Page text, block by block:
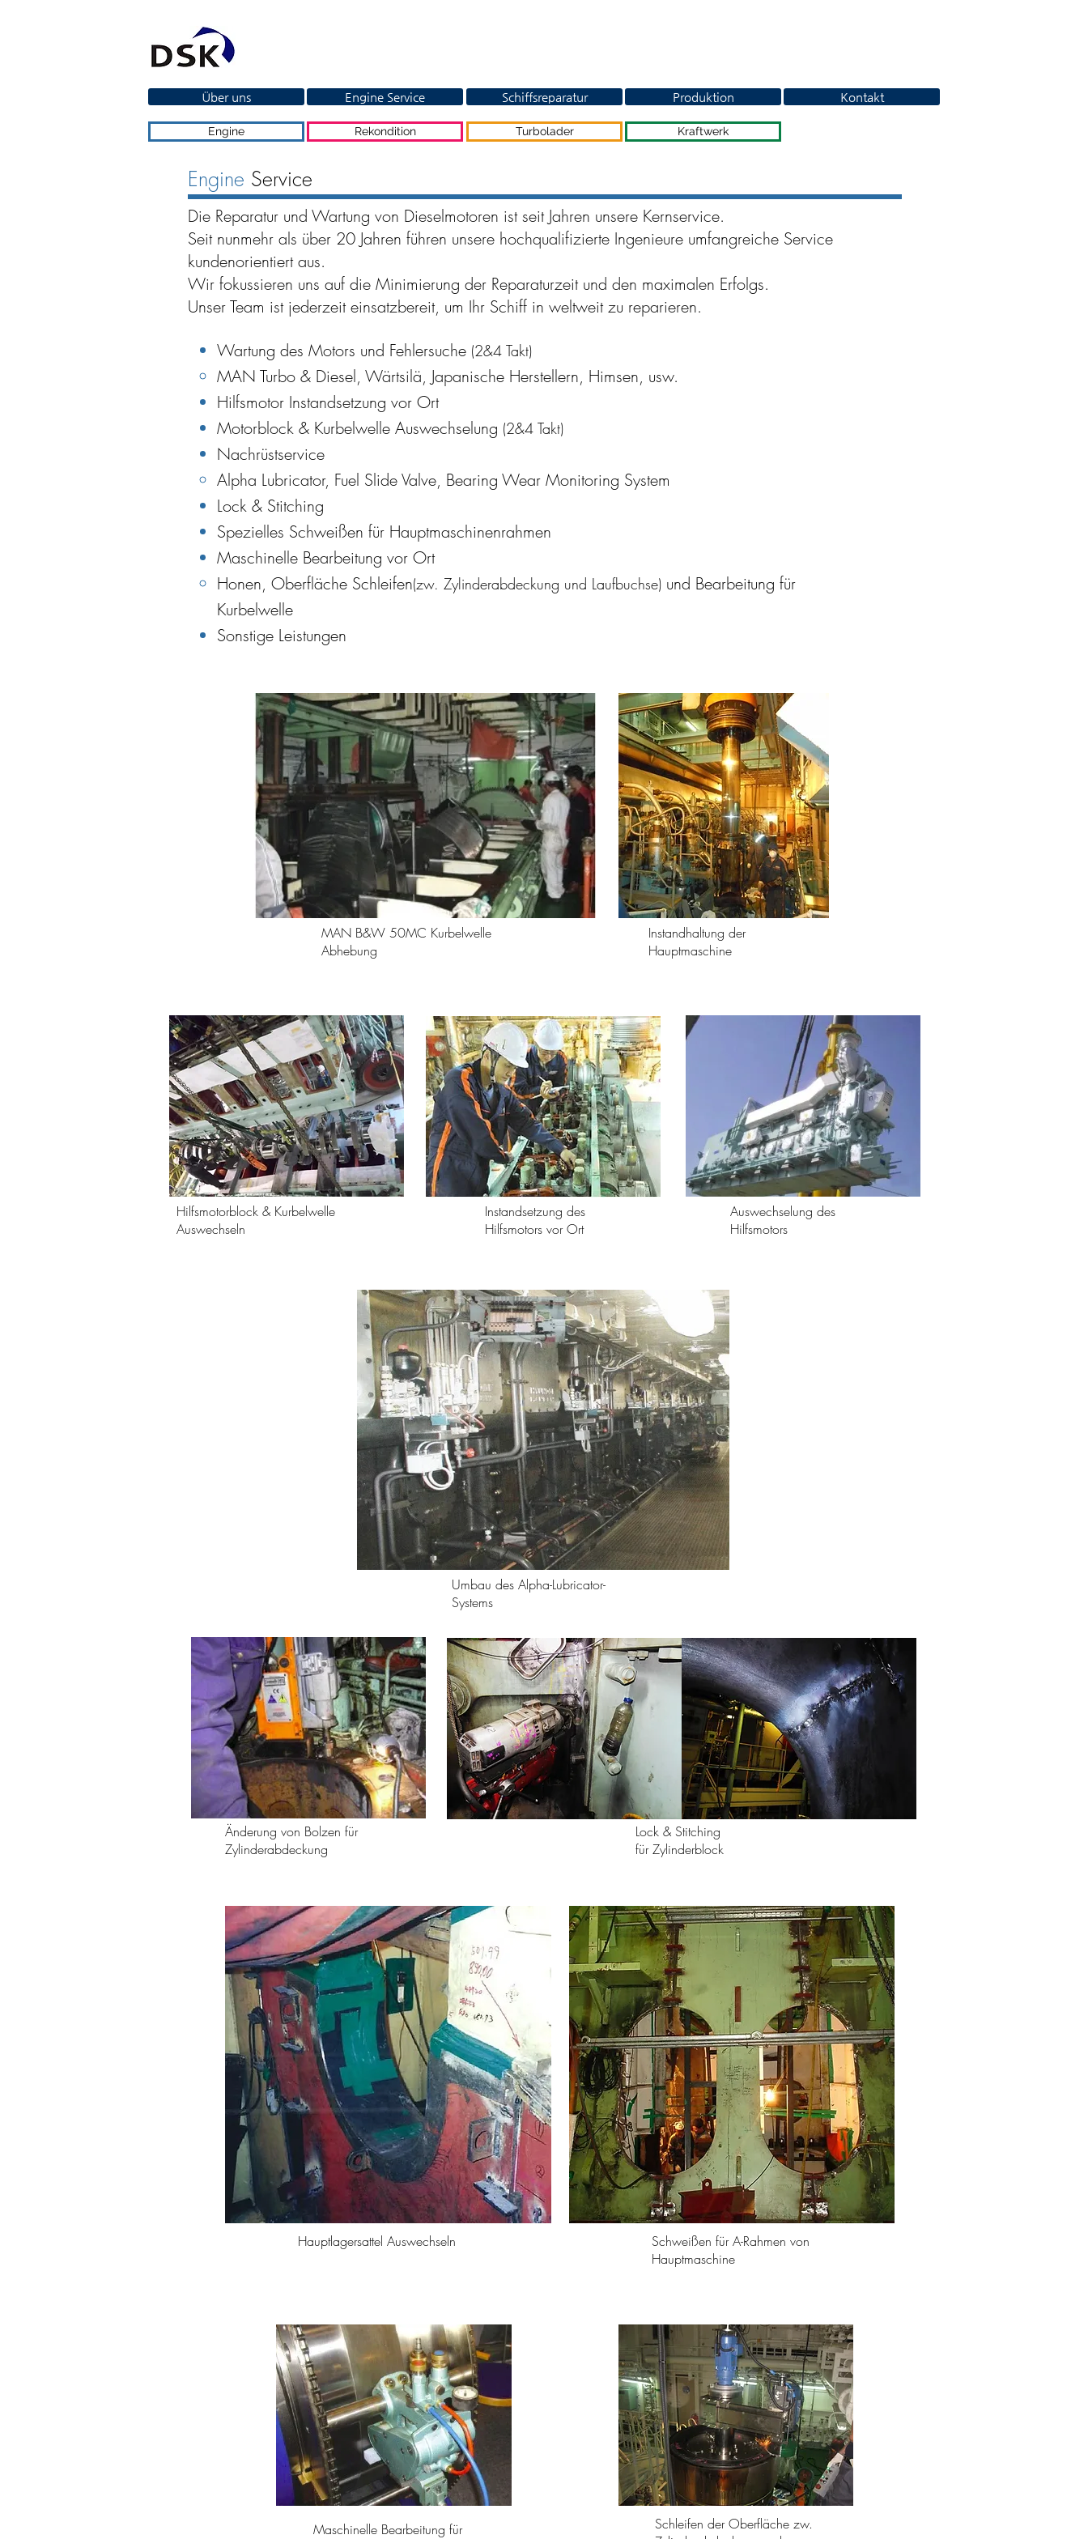
Über uns Engine Service Schiffsreparatur Produktion Kontakt
Engine Rekondition Turbolader Kraftwerk
Engine Service
Die Reparatur und Wartung von Dieselmotoren ist seit Jahren unsere Kernservice.
Seit nunmehr als über 20 Jahren führen unsere hochqualifizierte Ingenieure umfangreiche Service
kundenorientiert aus.
Wir fokussieren uns auf die Minimierung der Reparaturzeit und den maximalen Erfolgs.
Unser Team ist jederzeit einsatzbereit, um Ihr Schiff in weltweit zu reparieren.
Wartung des Motors und Fehlersuche (2&4 Takt)
MAN Turbo & Diesel, Wärtsilä, Japanische Herstellern, Himsen, usw.
Hilfsmotor Instandsetzung vor Ort
Motorblock & Kurbelwelle Auswechselung (2&4 Takt)
Nachrüstservice
Alpha Lubricator, Fuel Slide Valve, Bearing Wear Monitoring System
Lock & Stitching
Spezielles Schweißen für Hauptmaschinenrahmen
Maschinelle Bearbeitung vor Ort
Honen, Oberfläche Schleifen(zw. Zylinderabdeckung und Laufbuchse) und Bearbeitung für
Kurbelwelle
Sonstige Leistungen
MAN B&W 50MC Kurbelwelle
Abhebung
Instandhaltung der
Hauptmaschine
Hilfsmotorblock & Kurbelwelle
Auswechseln
Instandsetzung des
Hilfsmotors vor Ort
Auswechselung des
Hilfsmotors
Umbau des Alpha-Lubricator-
Systems
Änderung von Bolzen für
Zylinderabdeckung
Lock & Stitching
für Zylinderblock
Hauptlagersattel Auswechseln
Schweißen für A-Rahmen von
Hauptmaschine
Maschinelle Bearbeitung für
Schleifen der Oberfläche zw.